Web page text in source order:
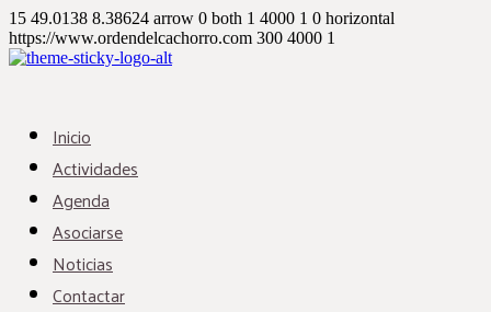
15 49.0138 8.38624 arrow 0 both 1 4000 1 0 horizontal
https://www.ordendelcachorro.com 300 4000 1
Inicio
Actividades
Agenda
Asociarse
Noticias
Contactar